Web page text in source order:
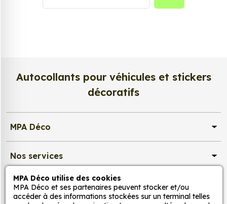
Autocollants pour véhicules et stickers
décoratifs
MPA Déco
Nos services
Nos sites
MPA Déco utilise des cookies
MPA Déco et ses partenaires peuvent stocker et/ou
accéder à des informations stockées sur un terminal telles